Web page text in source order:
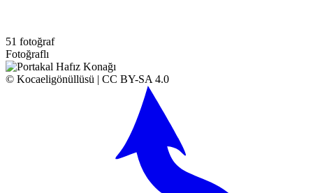
51 fotoğraf
Fotoğraflı
© Kocaeligönüllüsü | CC BY-SA 4.0